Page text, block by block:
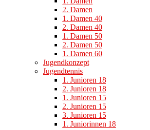
2. Damen
1. Damen 40
2. Damen 40
1. Damen 50
2. Damen 50
1. Damen 60
Jugendkonzept
Jugendtennis
1. Junioren 18
2. Junioren 18
1. Junioren 15
2. Junioren 15
3. Junioren 15
1. Juniorinnen 18